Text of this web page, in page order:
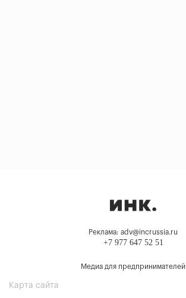
Реклама: adv@incrussia.ru
+7 977 647 52 51
Медиа для предпринимателей
Карта сайта